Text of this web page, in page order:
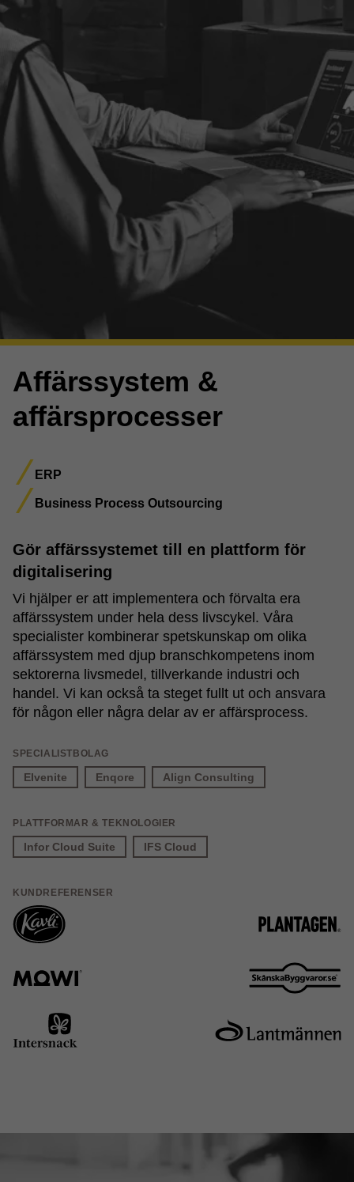
Affärssystem &
affärsprocesser
ERP
Business Process Outsourcing
Gör affärssystemet till en plattform för
digitalisering
Vi hjälper er att implementera och förvalta era
affärssystem under hela dess livscykel. Våra
specialister kombinerar spetskunskap om olika
affärssystem med djup branschkompetens inom
sektorerna livsmedel, tillverkande industri och
handel. Vi kan också ta steget fullt ut och ansvara
för någon eller några delar av er affärsprocess.
SPECIALISTBOLAG
Elvenite Enqore Align Consulting
PLATTFORMAR & TEKNOLOGIER
Infor Cloud Suite IFS Cloud
KUNDREFERENSER